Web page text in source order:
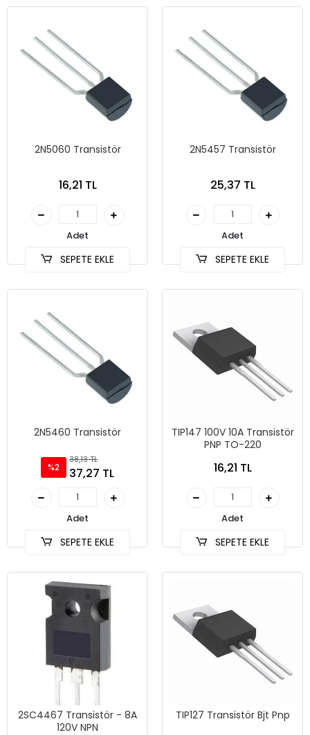
2N5060 Transistör
16,21 TL
Adet
SEPETE EKLE
2N5457 Transistör
25,37 TL
Adet
SEPETE EKLE
2N5460 Transistör
%2
38,13 TL
37,27 TL
Adet
SEPETE EKLE
TIP147 100V 10A Transistör
PNP TO-220
16,21 TL
Adet
SEPETE EKLE
2SC4467 Transistör - 8A
120V NPN
TIP127 Transistör Bjt Pnp